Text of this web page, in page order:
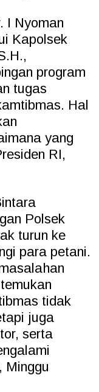
I Nyoman
Kapolsek
program
tugas
Hal
yang
RI,
Polsek
turun ke
para petani.
tidak
juga
serta
Minggu